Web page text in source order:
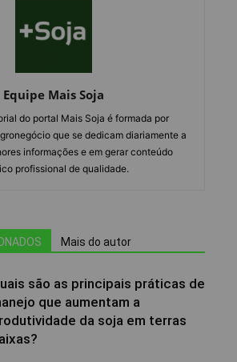
Equipe Mais Soja
do portal Mais Soja é formada por
que se dedicam diariamente a
informações e em gerar conteúdo
profissional de qualidade.
Mais do autor
são as principais práticas de
que aumentam a
da soja em terras